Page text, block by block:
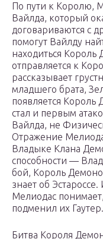
По пути к Королю,
Вайлда, который
договариваются с
помогут Вайлду
находиться Король
отправляется к
рассказывает
младшего брата,
появляется Король
стал и первым
Вайлда, не
Отражение
Владыке Клана
способности —
бой, Король
знает об
Мелиодас
подменил их Гаутер.
Битва Короля